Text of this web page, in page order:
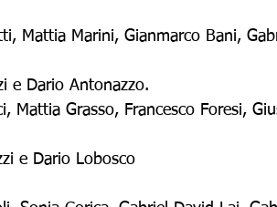
Mattia Marini, Gianmarco Bani,
e Dario Antonazzo.
Mattia Grasso, Francesco Foresi,
e Dario Lobosco